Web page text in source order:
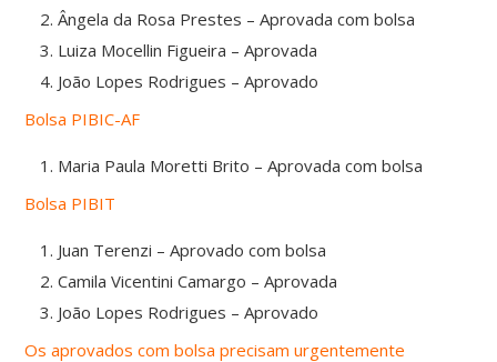
Ângela da Rosa Prestes – Aprovada com bolsa
Luiza Mocellin Figueira – Aprovada
João Lopes Rodrigues – Aprovado
Bolsa PIBIC-AF
Maria Paula Moretti Brito – Aprovada com bolsa
Bolsa PIBIT
Juan Terenzi – Aprovado com bolsa
Camila Vicentini Camargo – Aprovada
João Lopes Rodrigues – Aprovado
Os aprovados com bolsa precisam urgentemente